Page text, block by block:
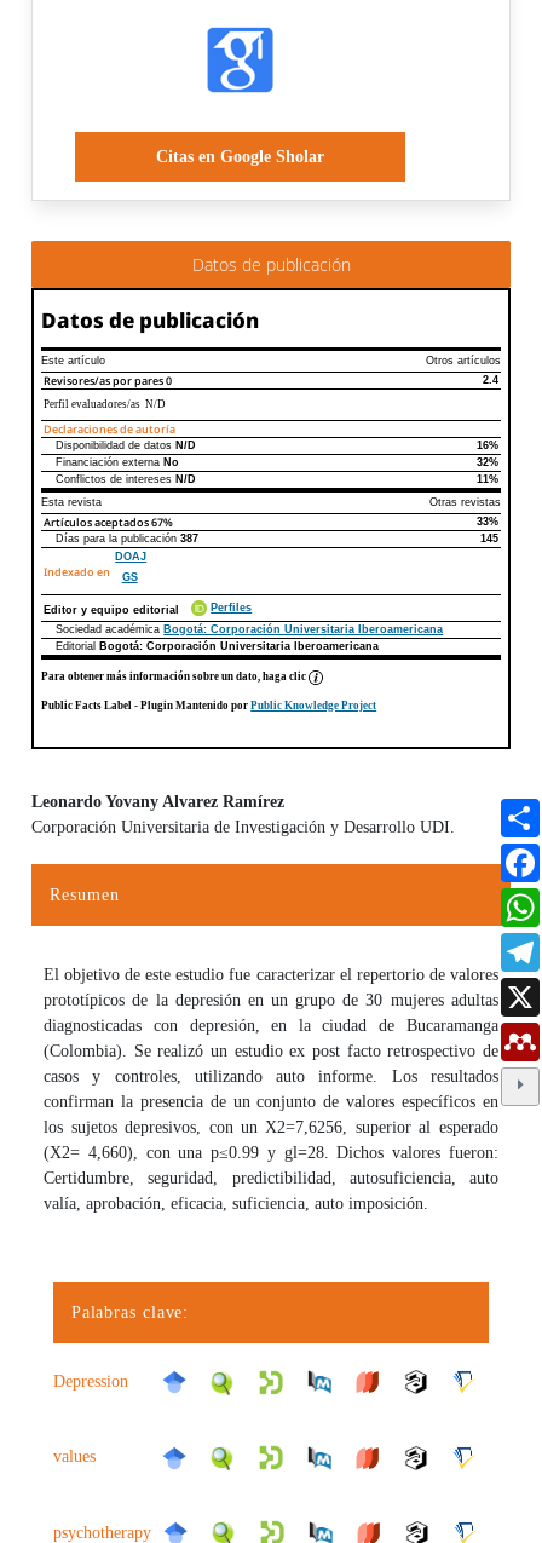
Citas en Google Sholar
Datos de publicación
Datos de publicación
Este artículo Otros artículos
Revisores/as por pares0
2.4
Perfil evaluadores/as N/D
Declaraciones de autoría
Declaraciones de autoríaEste artículo
Disponibilidad de datos N/D
16%
Financiación externa No
32%
Conflictos de intereses N/D
11%
Esta revista
Otras revistas
Artículos aceptados67%
33%
Días para la publicación387 145
Indexado en
DOAJ
GS
Editor y equipo editorial
Perfiles
Sociedad académica Bogotá: Corporación Universitaria Iberoamericana
Editorial
Bogotá: Corporación Universitaria Iberoamericana
Para obtener más información sobre un dato, haga clic
Public Facts Label - Plugin Mantenido porPublic Knowledge Project
Contenido principal del artículo
Leonardo Yovany Alvarez Ramírez
Corporación Universitaria de Investigación y Desarrollo UDI.
Resumen
El objetivo de este estudio fue caracterizar el repertorio de valores
prototípicos de la depresión en un grupo de 30 mujeres adultas
diagnosticadas con depresión, en la ciudad de Bucaramanga
(Colombia). Se realizó un estudio ex post facto retrospectivo de
casos y controles, utilizando auto informe. Los resultados
confirman la presencia de un conjunto de valores específicos en
los sujetos depresivos, con un X2=7,6256, superior al esperado
(X2= 4,660), con una p≤0.99 y gl=28. Dichos valores fueron:
Certidumbre, seguridad, predictibilidad, autosuficiencia, auto
valía, aprobación, eficacia, suficiencia, auto imposición.
Palabras clave:
Depression
values
psychotherapy